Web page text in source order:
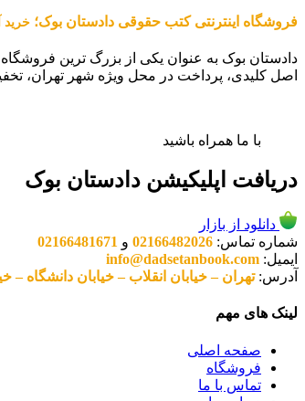
فروشگاه اینترنتی کتب حقوقی دادستان بوک؛ خرید
دادستان بوک به عنوان یکی از بزرگ ترین
اصل کلیدی، پرداخت در محل ویژه شهر تهران،
با ما همراه باشید
دریافت اپلیکیشن دادستان بوک
دانلود از بازار
شماره تماس: 02166482026 و 02166481671
ایمیل: info@dadsetanbook.com
آدرس:تهران – خیابان انقلاب – خیابان دانشگاه – خیابان وحید نظری –
لینک های مهم
صفحه اصلی
فروشگاه
تماس با ما